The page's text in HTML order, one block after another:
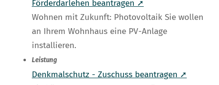
Förderdarlehen beantragen ➚
Wohnen mit Zukunft: Photovoltaik Sie wollen
an Ihrem Wohnhaus eine PV-Anlage
installieren.
Leistung
Denkmalschutz - Zuschuss beantragen ➚